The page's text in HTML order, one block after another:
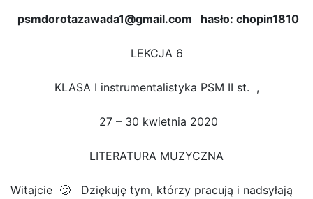
psmdorotazawada1@gmail.com hasło: chopin1810
LEKCJA 6
KLASA I instrumentalistyka PSM II st. ,
27 – 30 kwietnia 2020
LITERATURA MUZYCZNA
Witajcie 🙂 Dziękuję tym, którzy pracują i nadsyłają